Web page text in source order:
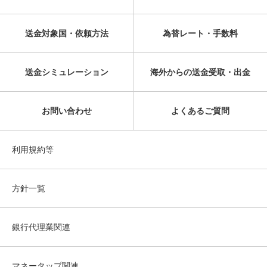
送金対象国・依頼方法 為替レート・手数料
送金シミュレーション 海外からの送金受取・出金
お問い合わせ よくあるご質問
利用規約等
方針一覧
銀行代理業関連